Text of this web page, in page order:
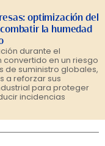
optimización del
la humedad
durante el
en un riesgo
de suministro globales,
a reforzar sus
para proteger
incidencias